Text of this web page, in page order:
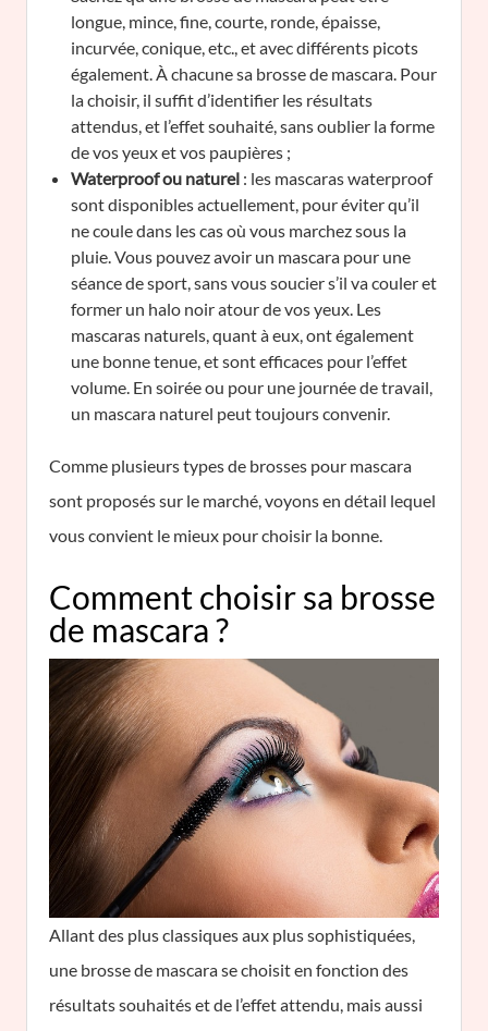
longue, mince, fine, courte, ronde, épaisse,
incurvée, conique, etc., et avec différents picots
également. À chacune sa brosse de mascara. Pour
la choisir, il suffit d’identifier les résultats
attendus, et l’effet souhaité, sans oublier la forme
de vos yeux et vos paupières ;
Waterproof ou naturel : les mascaras waterproof
sont disponibles actuellement, pour éviter qu’il
ne coule dans les cas où vous marchez sous la
pluie. Vous pouvez avoir un mascara pour une
séance de sport, sans vous soucier s’il va couler et
former un halo noir atour de vos yeux. Les
mascaras naturels, quant à eux, ont également
une bonne tenue, et sont efficaces pour l’effet
volume. En soirée ou pour une journée de travail,
un mascara naturel peut toujours convenir.
Comme plusieurs types de brosses pour mascara
sont proposés sur le marché, voyons en détail lequel
vous convient le mieux pour choisir la bonne.
Comment choisir sa brosse
de mascara ?
Allant des plus classiques aux plus sophistiquées,
une brosse de mascara se choisit en fonction des
résultats souhaités et de l’effet attendu, mais aussi